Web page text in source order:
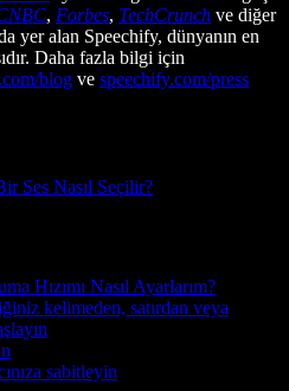
, Forbes, TechCrunch ve diğer
yer alan Speechify, dünyanın en
Daha fazla bilgi için
blog ve speechify.com/press
Ses Nasıl Seçilir?
Hızımı Nasıl Ayarlarım?
kelimeden, satırdan veya
sabitleyin